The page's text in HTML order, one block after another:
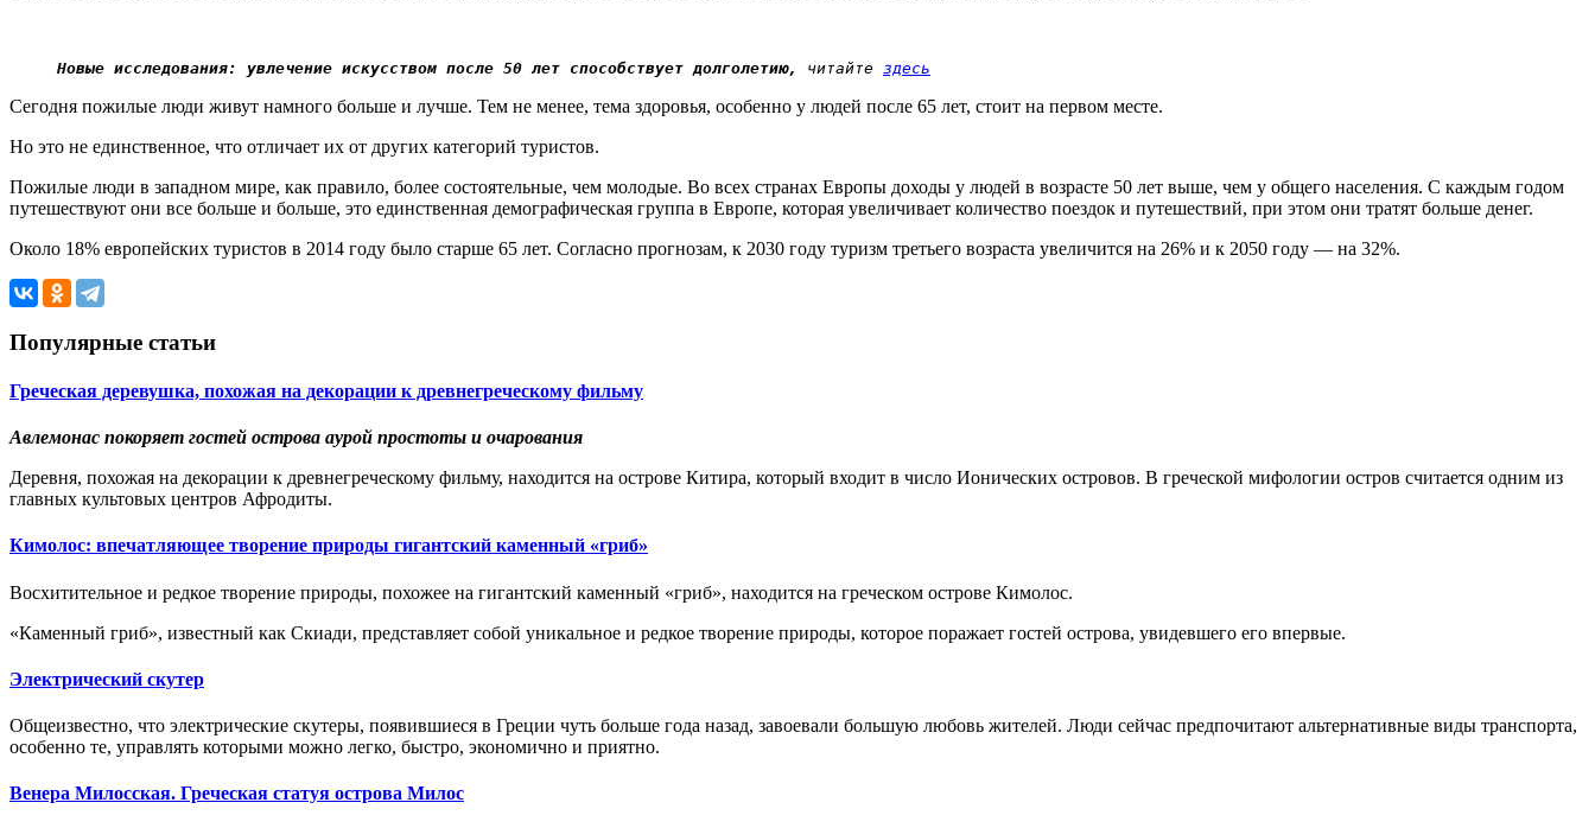
Новые исследования: увлечение искусством после 50 лет способствует долголетию, читайте здесь
Сегодня пожилые люди живут намного больше и лучше. Тем не менее, тема здоровья, особенно у людей после 65 лет, стоит на первом месте.
Но это не единственное, что отличает их от других категорий туристов.
Пожилые люди в западном мире, как правило, более состоятельные, чем молодые. Во всех странах Европы доходы у людей в возрасте 50 лет выше, чем у общего населения. С каждым годом
путешествуют они все больше и больше, это единственная демографическая группа в Европе, которая увеличивает количество поездок и путешествий, при этом они тратят больше денег.
Около 18% европейских туристов в 2014 году было старше 65 лет. Согласно прогнозам, к 2030 году туризм третьего возраста увеличится на 26% и к 2050 году — на 32%.
Популярные статьи
Греческая деревушка, похожая на декорации к древнегреческому фильму
Авлемонас покоряет гостей острова аурой простоты и очарования
Деревня, похожая на декорации к древнегреческому фильму, находится на острове Китира, который входит в число Ионических островов. В греческой мифологии остров считается одним из
главных культовых центров Афродиты.
Кимолос: впечатляющее творение природы гигантский каменный «гриб»
Восхитительное и редкое творение природы, похожее на гигантский каменный «гриб», находится на греческом острове Кимолос.
«Каменный гриб», известный как Скиади, представляет собой уникальное и редкое творение природы, которое поражает гостей острова, увидевшего его впервые.
Электрический скутер
Общеизвестно, что электрические скутеры, появившиеся в Греции чуть больше года назад, завоевали большую любовь жителей. Люди сейчас предпочитают альтернативные виды транспорта,
особенно те, управлять которыми можно легко, быстро, экономично и приятно.
Венера Милосская. Греческая статуя острова Милос